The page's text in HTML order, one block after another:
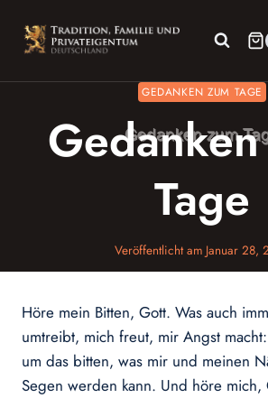
Inhalt
springen
GEDANKEN ZUM TAGE
Tage
Veröffentlicht am Januar 28,
Höre mein Bitten, Gott. Was auch
umtreibt, mich freut, mir Angst
um das bitten, was mir und meinen
Segen werden kann. Und höre mich,